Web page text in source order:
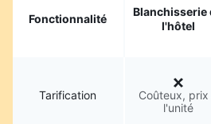
Fonctionnalité
Blanchisserie
l'hôtel
Tarification
Coûteux, prix
l'unité